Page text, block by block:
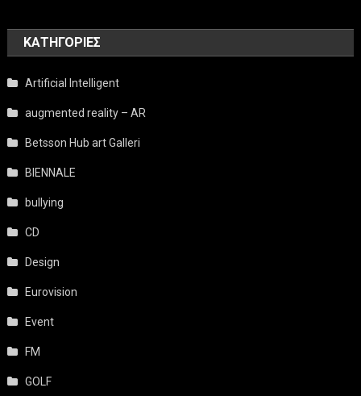
KΑΤΗΓΟΡΊΕΣ
Artificial Intelligent
augmented reality – AR
Betsson Hub art Galleri
BIENNALE
bullying
CD
Design
Eurovision
Event
FM
GOLF